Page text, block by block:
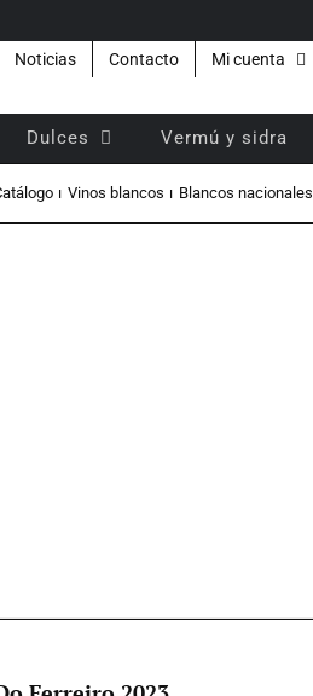
Noticias Contacto Mi cuenta
Dulces Vermú y sidra
Vinos blancos Blancos nacionales